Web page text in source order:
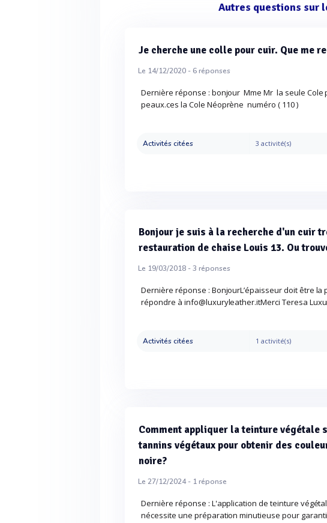
Autres questions sur
Je cherche une colle pour cuir. Que me
Le 14/12/2020 - 6réponses
Dernière réponse : bonjour Mme Mr la seule Cole
peaux.ces la Cole Néoprène numéro ( 110 )
Activités citées 3 activité(s)
Bonjour je suis à la recherche d'un cuir
restauration de chaise Louis 13. Ou
Le 19/03/2018 -3 réponses
Dernière réponse : BonjourL’épaisseur doit être la
répondre à info@luxuryleather.itMerci Teresa
Activités citées 1 activité(s)
Comment appliquer la teinture végétale
tannins végétaux pour obtenir des
noire?
Le 27/12/2024 - 1réponse
Dernière réponse : L'application de teinture
nécessite une préparation minutieuse pour